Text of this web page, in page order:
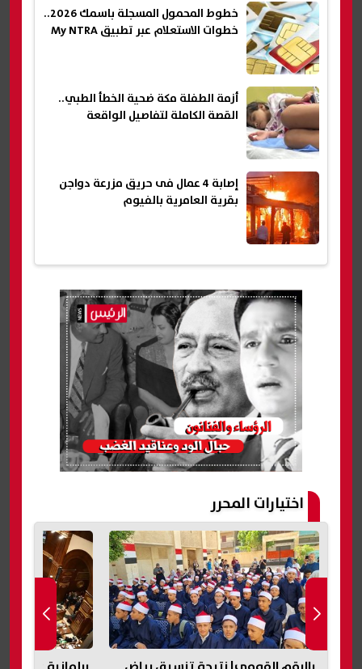
خطوط المحمول المسجلة باسمك 2026..
خطوات الاستعلام عبر تطبيق My NTRA
أزمة الطفلة مكة ضحية الخطأ الطبي..
القصة الكاملة لتفاصيل الواقعة
إصابة 4 عمال فى حريق مزرعة دواجن
بقرية العامرية بالفيوم
اختيارات المحرر